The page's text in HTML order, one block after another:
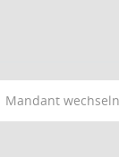
Mandant wechseln